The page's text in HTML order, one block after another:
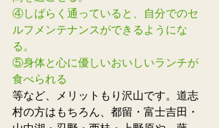
④しばらく通っていると、自分でのセ
ルフメンテナンスができるようにな
る。
⑤身体と心に優しいおいしいランチが
食べられる
等など、メリットもり沢山です。道志
村の方はもちろん、都留・富士吉田・